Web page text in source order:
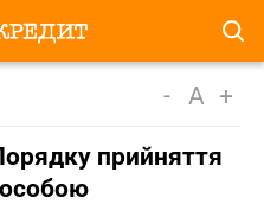
- A +
прийняття